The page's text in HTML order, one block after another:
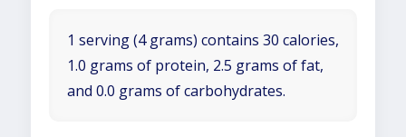
1 serving (4 grams) contains 30 calories,
1.0 grams of protein, 2.5 grams of fat,
and 0.0 grams of carbohydrates.